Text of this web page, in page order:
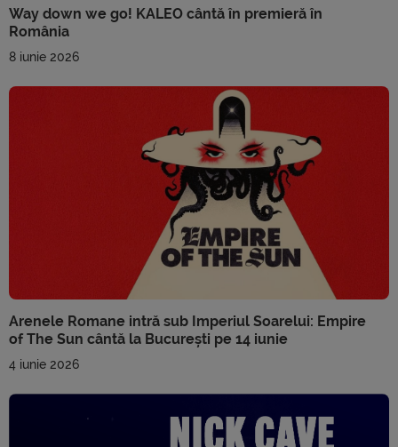
Way down we go! KALEO cântă în premieră în
România
8 iunie 2026
Arenele Romane intră sub Imperiul Soarelui: Empire
of The Sun cântă la București pe 14 iunie
4 iunie 2026